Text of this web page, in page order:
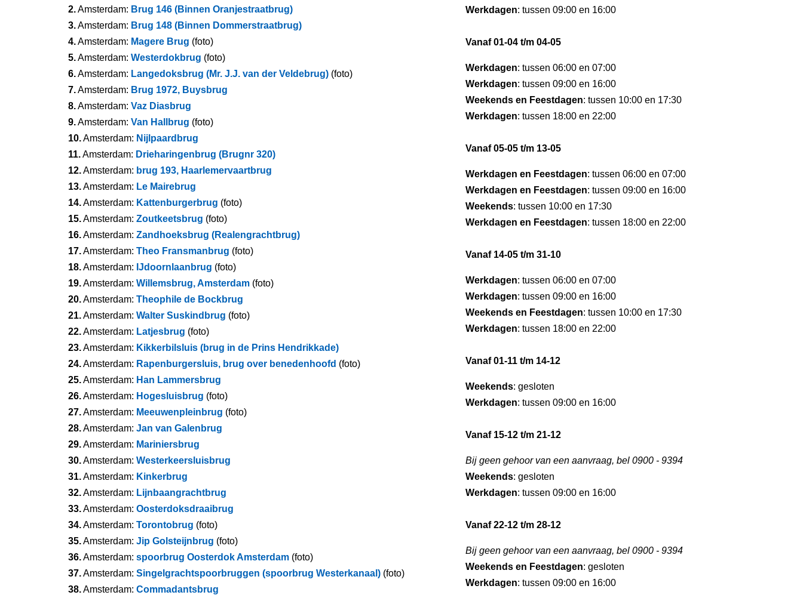
2.Amsterdam: Brug 146 (Binnen Oranjestraatbrug)
3.Amsterdam: Brug 148 (Binnen Dommerstraatbrug)
4.Amsterdam: Magere Brug (foto)
5.Amsterdam: Westerdokbrug (foto)
6.Amsterdam: Langedoksbrug (Mr. J.J. van der Veldebrug) (foto)
7.Amsterdam: Brug 1972, Buysbrug
8.Amsterdam: Vaz Diasbrug
9.Amsterdam: Van Hallbrug (foto)
10.Amsterdam: Nijlpaardbrug
11.Amsterdam: Drieharingenbrug (Brugnr 320)
12.Amsterdam: brug 193, Haarlemervaartbrug
13.Amsterdam: Le Mairebrug
14.Amsterdam: Kattenburgerbrug (foto)
15.Amsterdam: Zoutkeetsbrug (foto)
16.Amsterdam: Zandhoeksbrug (Realengrachtbrug)
17.Amsterdam: Theo Fransmanbrug (foto)
18.Amsterdam: IJdoornlaanbrug (foto)
19.Amsterdam: Willemsbrug, Amsterdam (foto)
20.Amsterdam: Theophile de Bockbrug
21.Amsterdam: Walter Suskindbrug (foto)
22.Amsterdam: Latjesbrug (foto)
23.Amsterdam: Kikkerbilsluis (brug in de Prins Hendrikkade)
24.Amsterdam: Rapenburgersluis, brug over benedenhoofd (foto)
25.Amsterdam: Han Lammersbrug
26.Amsterdam: Hogesluisbrug (foto)
27.Amsterdam: Meeuwenpleinbrug (foto)
28.Amsterdam: Jan van Galenbrug
29.Amsterdam: Mariniersbrug
30.Amsterdam: Westerkeersluisbrug
31.Amsterdam: Kinkerbrug
32.Amsterdam: Lijnbaangrachtbrug
33.Amsterdam: Oosterdoksdraaibrug
34.Amsterdam: Torontobrug (foto)
35.Amsterdam: Jip Golsteijnbrug (foto)
36.Amsterdam: spoorbrug Oosterdok Amsterdam (foto)
37.Amsterdam: Singelgrachtspoorbruggen (spoorbrug Westerkanaal) (foto)
38.Amsterdam: Commadantsbrug
Werkdagen: tussen 09:00 en 16:00
Vanaf 01-04 t/m 04-05
Werkdagen: tussen 06:00 en 07:00
Werkdagen: tussen 09:00 en 16:00
Weekends en Feestdagen: tussen 10:00 en 17:30
Werkdagen: tussen 18:00 en 22:00
Vanaf 05-05 t/m 13-05
Werkdagen en Feestdagen: tussen 06:00 en 07:00
Werkdagen en Feestdagen: tussen 09:00 en 16:00
Weekends: tussen 10:00 en 17:30
Werkdagen en Feestdagen: tussen 18:00 en 22:00
Vanaf 14-05 t/m 31-10
Werkdagen: tussen 06:00 en 07:00
Werkdagen: tussen 09:00 en 16:00
Weekends en Feestdagen: tussen 10:00 en 17:30
Werkdagen: tussen 18:00 en 22:00
Vanaf 01-11 t/m 14-12
Weekends: gesloten
Werkdagen: tussen 09:00 en 16:00
Vanaf 15-12 t/m 21-12
Bij geen gehoor van een aanvraag, bel 0900 - 9394
Weekends: gesloten
Werkdagen: tussen 09:00 en 16:00
Vanaf 22-12 t/m 28-12
Bij geen gehoor van een aanvraag, bel 0900 - 9394
Weekends en Feestdagen: gesloten
Werkdagen: tussen 09:00 en 16:00